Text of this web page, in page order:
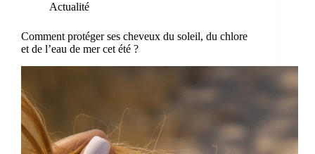
Actualité
Comment protéger ses cheveux du soleil, du chlore
et de l’eau de mer cet été ?